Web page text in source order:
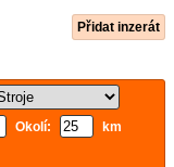
Přidat inzerát
Okolí:
km